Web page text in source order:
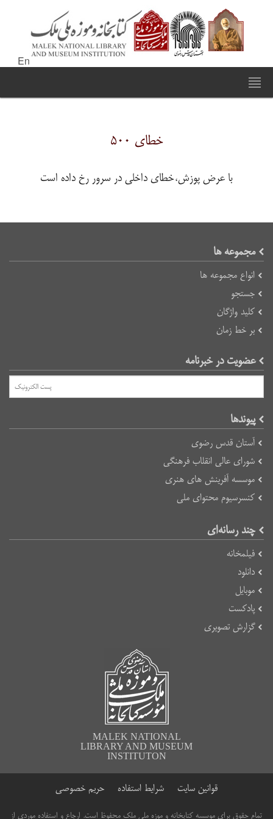
En
خطای ۵۰۰
با عرض پوزش،خطای داخلی در سرور رخ داده است
مجموعه ها
انواع مجموعه ها
جستجو
کلید واژگان
بر خط زمان
عضویت در خبرنامه
پیوند‌ها
آستان قدس رضوی
شورای عالی انقلاب فرهنگی
موسسه آفرینش های هنری
کنسرسیوم محتوای ملی
چند رسانه‌ای
فیلمخانه
دانلود
موبایل
پادکست
گزارش تصویری
MALEK NATIONAL
LIBRARY AND MUSEUM
INSTITUTON
قوانین سایت شرایط استفاده حریم خصوصی
تمام حقوق برای موسسه کتابخانه و موزه ملی ملک محفوظ است. ارجاع و استفاده موردی از